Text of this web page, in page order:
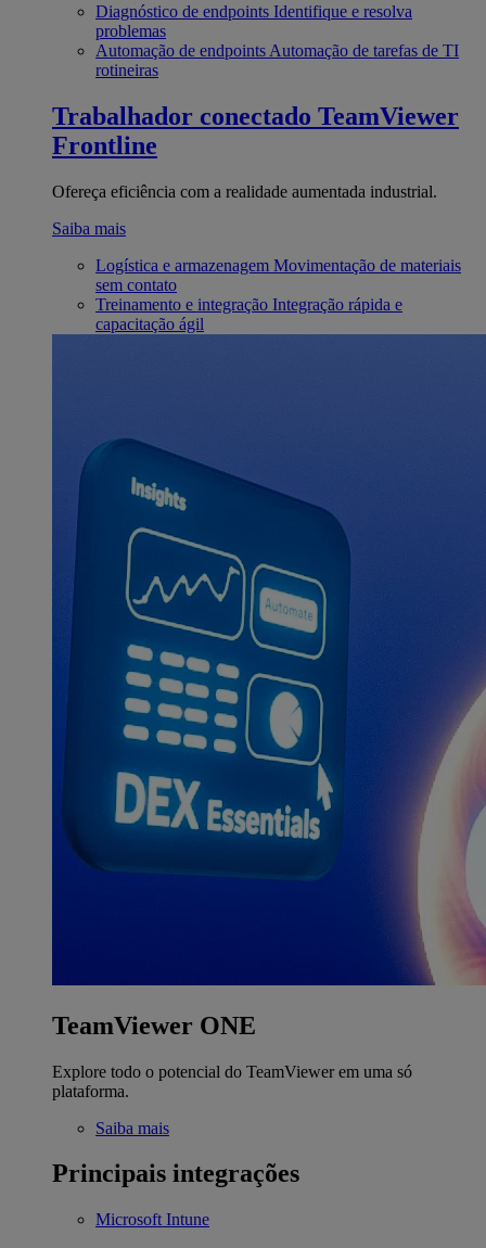
Diagnóstico de endpoints Identifique e resolva
problemas
Automação de endpoints Automação de tarefas de TI
rotineiras
Trabalhador conectado TeamViewer
Frontline
Ofereça eficiência com a realidade aumentada industrial.
Saiba mais
Logística e armazenagem Movimentação de materiais
sem contato
Treinamento e integração Integração rápida e
capacitação ágil
TeamViewer ONE
Explore todo o potencial do TeamViewer em uma só
plataforma.
Saiba mais
Principais integrações
Microsoft Intune